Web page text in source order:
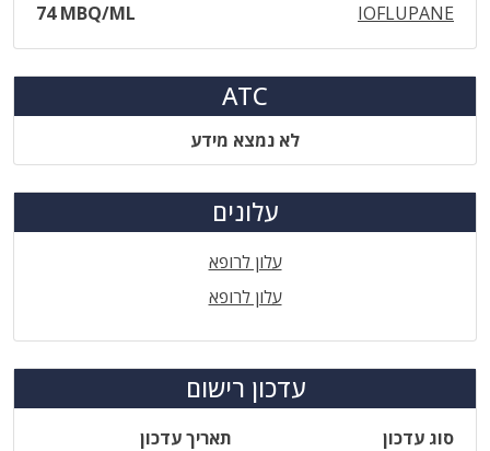
IOFLUPANE
74 MBQ/ML
ATC
לא נמצא מידע
עלונים
עלון לרופא
עלון לרופא
עדכון רישום
סוג עדכון
תאריך עדכון